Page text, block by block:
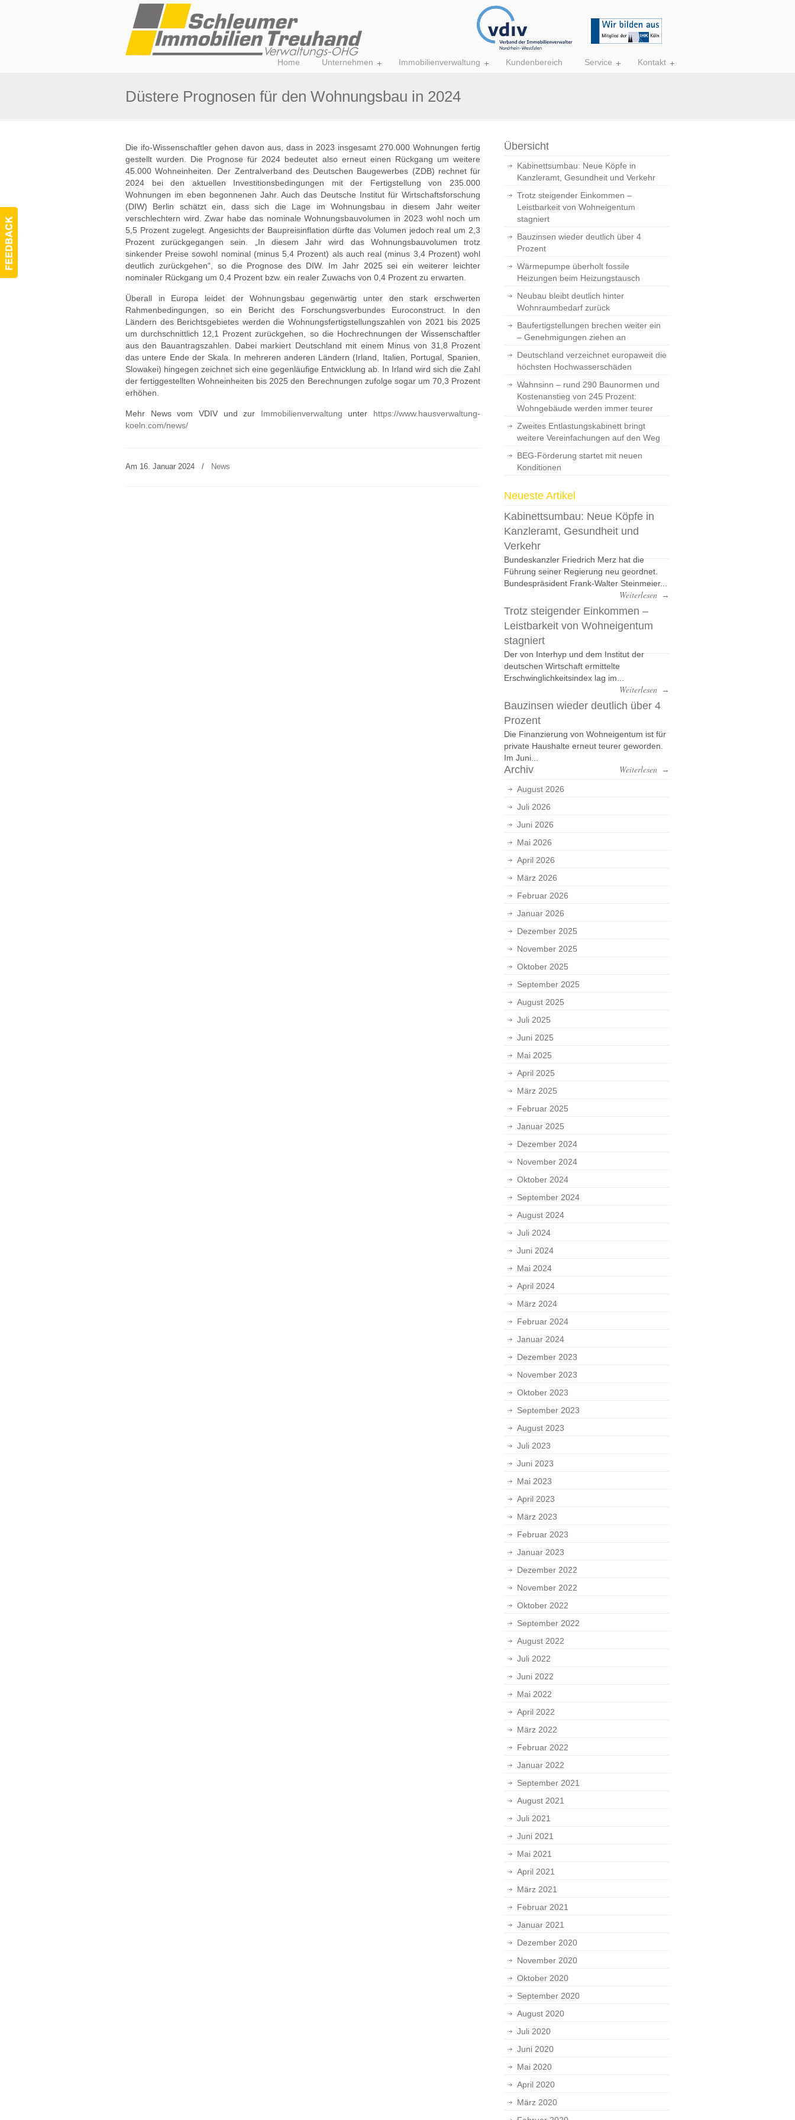
Home Unternehmen Immobilienverwaltung Kundenbereich Service Kontakt
Düstere Prognosen für den Wohnungsbau in 2024
Die ifo-Wissenschaftler gehen davon aus, dass in 2023 insgesamt 270.000 Wohnungen fertig
gestellt wurden. Die Prognose für 2024 bedeutet also erneut einen Rückgang um weitere
45.000 Wohneinheiten. Der Zentralverband des Deutschen Baugewerbes (ZDB) rechnet für
2024 bei den aktuellen Investitionsbedingungen mit der Fertigstellung von 235.000
Wohnungen im eben begonnenen Jahr. Auch das Deutsche Institut für Wirtschaftsforschung
(DIW) Berlin schätzt ein, dass sich die Lage im Wohnungsbau in diesem Jahr weiter
verschlechtern wird. Zwar habe das nominale Wohnungsbauvolumen in 2023 wohl noch um
5,5 Prozent zugelegt. Angesichts der Baupreisinflation dürfte das Volumen jedoch real um 2,3
Prozent zurückgegangen sein. „In diesem Jahr wird das Wohnungsbauvolumen trotz
sinkender Preise sowohl nominal (minus 5,4 Prozent) als auch real (minus 3,4 Prozent) wohl
deutlich zurückgehen“, so die Prognose des DIW. Im Jahr 2025 sei ein weiterer leichter
nominaler Rückgang um 0,4 Prozent bzw. ein realer Zuwachs von 0,4 Prozent zu erwarten.
Überall in Europa leidet der Wohnungsbau gegenwärtig unter den stark erschwerten
Rahmenbedingungen, so ein Bericht des Forschungsverbundes Euroconstruct. In den
Ländern des Berichtsgebietes werden die Wohnungsfertigstellungszahlen von 2021 bis 2025
um durchschnittlich 12,1 Prozent zurückgehen, so die Hochrechnungen der Wissenschaftler
aus den Bauantragszahlen. Dabei markiert Deutschland mit einem Minus von 31,8 Prozent
das untere Ende der Skala. In mehreren anderen Ländern (Irland, Italien, Portugal, Spanien,
Slowakei) hingegen zeichnet sich eine gegenläufige Entwicklung ab. In Irland wird sich die Zahl
der fertiggestellten Wohneinheiten bis 2025 den Berechnungen zufolge sogar um 70,3 Prozent
erhöhen.
Mehr News vom VDIV und zur Immobilienverwaltung unter https://www.hausverwaltung-
koeln.com/news/
Am 16. Januar 2024 / News
Übersicht
Kabinettsumbau: Neue Köpfe in
Kanzleramt, Gesundheit und Verkehr
Trotz steigender Einkommen –
Leistbarkeit von Wohneigentum
stagniert
Bauzinsen wieder deutlich über 4
Prozent
Wärmepumpe überholt fossile
Heizungen beim Heizungstausch
Neubau bleibt deutlich hinter
Wohnraumbedarf zurück
Baufertigstellungen brechen weiter ein
– Genehmigungen ziehen an
Deutschland verzeichnet europaweit die
höchsten Hochwasserschäden
Wahnsinn – rund 290 Baunormen und
Kostenanstieg von 245 Prozent:
Wohngebäude werden immer teurer
Zweites Entlastungskabinett bringt
weitere Vereinfachungen auf den Weg
BEG-Förderung startet mit neuen
Konditionen
Neueste Artikel
Kabinettsumbau: Neue Köpfe in
Kanzleramt, Gesundheit und
Verkehr
Bundeskanzler Friedrich Merz hat die
Führung seiner Regierung neu geordnet.
Bundespräsident Frank-Walter Steinmeier...
Weiterlesen →
Trotz steigender Einkommen –
Leistbarkeit von Wohneigentum
stagniert
Der von Interhyp und dem Institut der
deutschen Wirtschaft ermittelte
Erschwinglichkeitsindex lag im...
Weiterlesen →
Bauzinsen wieder deutlich über 4
Prozent
Die Finanzierung von Wohneigentum ist für
private Haushalte erneut teurer geworden.
Im Juni...
Weiterlesen →
Archiv
August 2026
Juli 2026
Juni 2026
Mai 2026
April 2026
März 2026
Februar 2026
Januar 2026
Dezember 2025
November 2025
Oktober 2025
September 2025
August 2025
Juli 2025
Juni 2025
Mai 2025
April 2025
März 2025
Februar 2025
Januar 2025
Dezember 2024
November 2024
Oktober 2024
September 2024
August 2024
Juli 2024
Juni 2024
Mai 2024
April 2024
März 2024
Februar 2024
Januar 2024
Dezember 2023
November 2023
Oktober 2023
September 2023
August 2023
Juli 2023
Juni 2023
Mai 2023
April 2023
März 2023
Februar 2023
Januar 2023
Dezember 2022
November 2022
Oktober 2022
September 2022
August 2022
Juli 2022
Juni 2022
Mai 2022
April 2022
März 2022
Februar 2022
Januar 2022
September 2021
August 2021
Juli 2021
Juni 2021
Mai 2021
April 2021
März 2021
Februar 2021
Januar 2021
Dezember 2020
November 2020
Oktober 2020
September 2020
August 2020
Juli 2020
Juni 2020
Mai 2020
April 2020
März 2020